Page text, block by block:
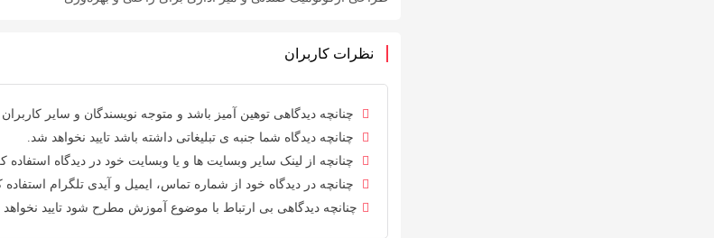
نظرات کاربران
چنانچه دیدگاهی توهین آمیز باشد و متوجه نویسندگان و سایر کاربران
چنانچه دیدگاه شما جنبه ی تبلیغاتی داشته باشد تایید نخواهد شد.
چنانچه از لینک سایر وبسایت ها و یا وبسایت خود در دیدگاه استفاده
چنانچه در دیدگاه خود از شماره تماس، ایمیل و آیدی تلگرام استفاده
چنانچه دیدگاهی بی ارتباط با موضوع آموزش مطرح شود تایید نخواهد